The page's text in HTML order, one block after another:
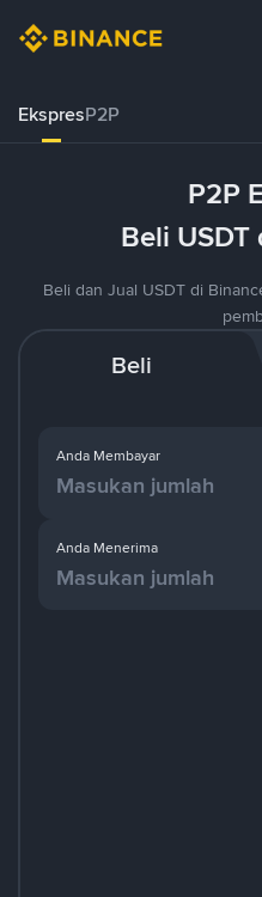
EkspresP2P
P2P
Beli USDT
Beli dan Jual USDT di
Beli
Anda Membayar
Anda Menerima